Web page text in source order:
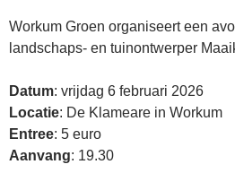
Workum Groen organiseert een
landschaps- en tuinontwerper
Datum: vrijdag 6 februari 2026
Locatie: De Klameare in Workum
Entree: 5 euro
Aanvang: 19.30